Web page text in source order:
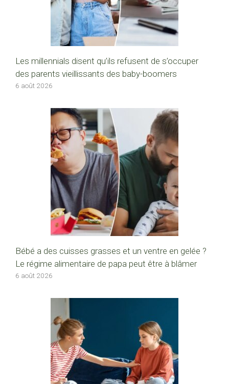
Les millennials disent qu’ils refusent de s’occuper
des parents vieillissants des baby-boomers
6 août 2026
Bébé a des cuisses grasses et un ventre en gelée ?
Le régime alimentaire de papa peut être à blâmer
6 août 2026